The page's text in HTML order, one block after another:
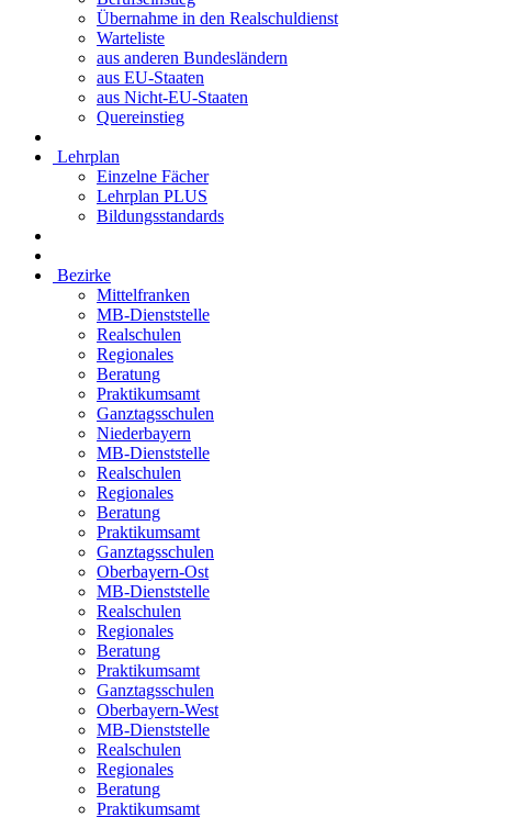
Übernahme in den Realschuldienst
Warteliste
aus anderen Bundesländern
aus EU-Staaten
aus Nicht-EU-Staaten
Quereinstieg
Lehrplan
Einzelne Fächer
Lehrplan PLUS
Bildungsstandards
Bezirke
Mittelfranken
MB-Dienststelle
Realschulen
Regionales
Beratung
Praktikumsamt
Ganztagsschulen
Niederbayern
MB-Dienststelle
Realschulen
Regionales
Beratung
Praktikumsamt
Ganztagsschulen
Oberbayern-Ost
MB-Dienststelle
Realschulen
Regionales
Beratung
Praktikumsamt
Ganztagsschulen
Oberbayern-West
MB-Dienststelle
Realschulen
Regionales
Beratung
Praktikumsamt